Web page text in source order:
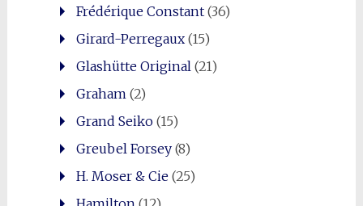
Frédérique Constant(36)
Girard-Perregaux(15)
Glashütte Original (21)
Graham (2)
Grand Seiko(15)
Greubel Forsey(8)
H. Moser & Cie(25)